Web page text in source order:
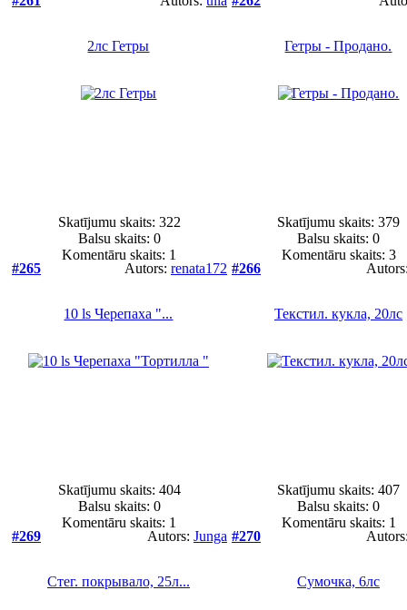
2лс Гетры
Skatījumu skaits: 322
Balsu skaits: 0
Komentāru skaits: 1
Гетры - Продано.
Skatījumu skaits: 379
Balsu skaits:0
Komentāru skaits: 3
#265
Autors: renata172
10 ls Черепаха "...
Skatījumu skaits: 404
Balsu skaits: 0
Komentāru skaits: 1
#266
Текстил. кукла, 20лс
Skatījumu skaits: 407
Balsu skaits:0
Komentāru skaits: 1
#269
Autors: Junga
Стег. покрывало, 25л...
#270
Сумочка, 6лс